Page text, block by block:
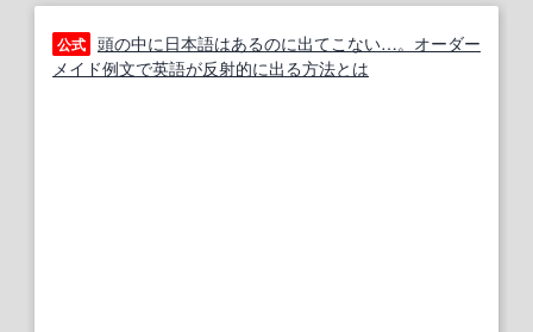
公式 頭の中に日本語はあるのに出てこない…。オーダー
メイド例文で英語が反射的に出る方法とは